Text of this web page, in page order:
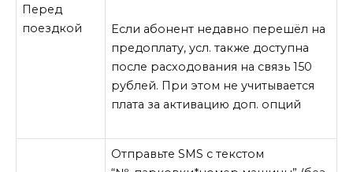
Перед
поездкой
Если абонент недавно перешёл на
предоплату, усл. также доступна
после расходования на связь 150
рублей. При этом не учитывается
плата за активацию доп. опций
Отправьте SMS с текстом